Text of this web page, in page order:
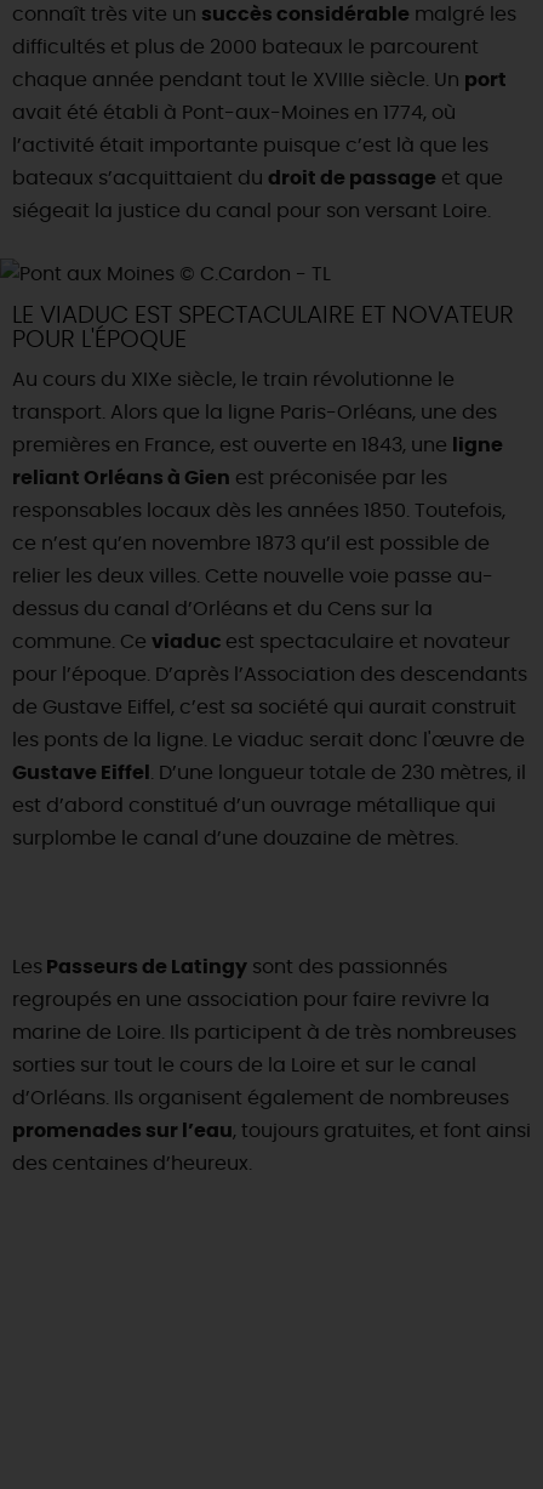
connaît très vite un succès considérable malgré les
difficultés et plus de 2000 bateaux le parcourent
chaque année pendant tout le XVIIIe siècle. Un port
avait été établi à Pont-aux-Moines en 1774, où
l’activité était importante puisque c’est là que les
bateaux s’acquittaient du droit de passage et que
siégeait la justice du canal pour son versant Loire.
LE VIADUC EST SPECTACULAIRE ET NOVATEUR
POUR L'ÉPOQUE
Au cours du XIXe siècle, le train révolutionne le
transport. Alors que la ligne Paris-Orléans, une des
premières en France, est ouverte en 1843, une
ligne
reliant Orléans à Gien est préconisée par les
responsables locaux dès les années 1850. Toutefois,
ce n’est qu’en novembre 1873 qu’il est possible de
relier les deux villes. Cette nouvelle voie passe au-
dessus du canal d’Orléans et du Cens sur la
commune. Ce viaduc est spectaculaire et novateur
pour l’époque. D’après l’Association des descendants
de Gustave Eiffel, c’est sa société qui aurait construit
les ponts de la ligne. Le viaduc serait donc l'œuvre de
Gustave Eiffel
. D’une longueur totale de 230 mètres, il
est d’abord constitué d’un ouvrage métallique qui
surplombe le canal d’une douzaine de mètres.
Les Passeurs de Latingy sont des passionnés
regroupés en une association pour faire revivre la
marine de Loire. Ils participent à de très nombreuses
sorties sur tout le cours de la Loire et sur le canal
d’Orléans. Ils organisent également de nombreuses
promenades sur l’eau, toujours gratuites, et font ainsi
des centaines d’heureux.